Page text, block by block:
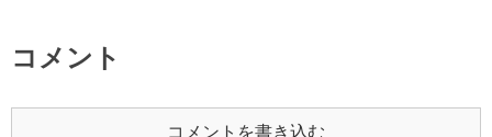
コメント
コメントを書き込む